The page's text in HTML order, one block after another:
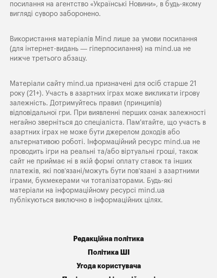
посилання на агентство «Українські Новини», в будь-якому
вигляді суворо заборонено.
Використання матеріалів Mind лише за умови посилання
(для інтернет-видань — гіперпосилання) на mind.ua не
нижче третього абзацу.
Матеріали сайту mind.ua призначені для осіб старше 21
року (21+). Участь в азартних іграх може викликати ігрову
залежність. Дотримуйтесь правил (принципів)
відповідальної гри. При виявленні перших ознак залежності
негайно зверніться до спеціаліста. Пам'ятайте, що участь в
азартних іграх не може бути джерелом доходів або
альтернативою роботі. Інформаційний ресурс mind.ua не
проводить ігри на реальні та/або віртуальні гроші, також
сайт не приймає ні в якій формі оплату ставок та інших
платежів, які пов’язані/можуть бути пов’язані з азартними
іграми, букмекерами чи тоталізаторами. Будь-які
матеріали на інформаційному ресурсі mind.ua
публікуються виключно в інформаційних цілях.
Редакційна політика
Політика ШІ
Угода користувача